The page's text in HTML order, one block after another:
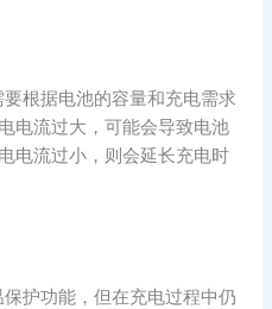
根据电池的容量和充电需求
电流过大，可能会导致电池
电流过小，则会延长充电时
护功能，但在充电过程中仍